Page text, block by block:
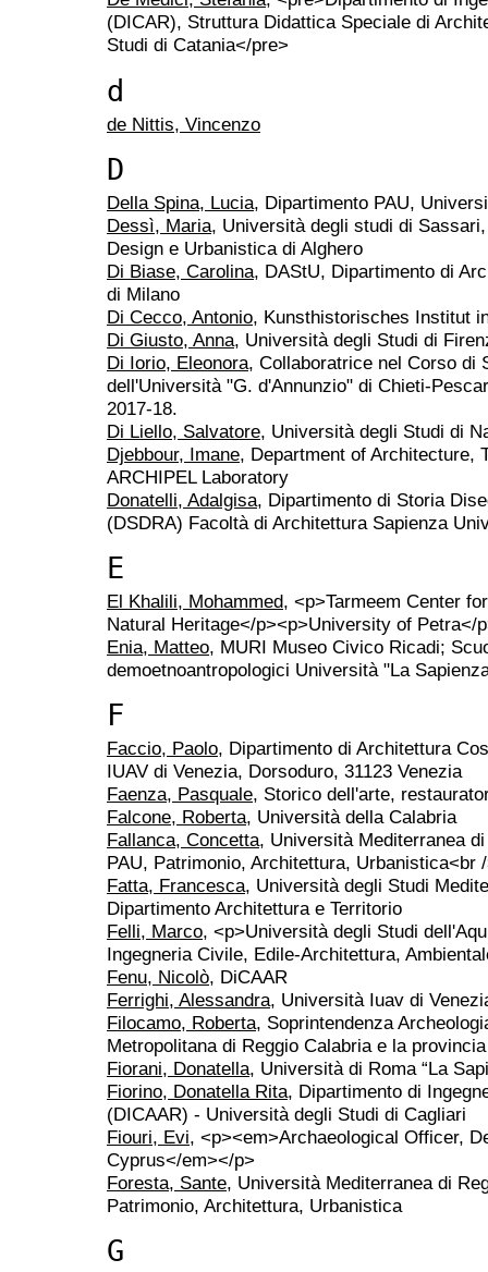
(DICAR), Struttura Didattica Speciale di
Studi di Catania</pre>
d
de Nittis, Vincenzo
D
Della Spina, Lucia, Dipartimento PAU,
Dessì, Maria, Università degli studi di
Design e Urbanistica di Alghero
Di Biase, Carolina, DAStU, Dipartimento di
di Milano
Di Cecco, Antonio, Kunsthistorisches Institut
Di Giusto, Anna, Università degli Studi di
Di Iorio, Eleonora, Collaboratrice nel Corso di
dell'Università "G. d'Annunzio" di Chieti-
2017-18.
Di Liello, Salvatore, Università degli Studi di
Djebbour, Imane, Department of Architecture,
ARCHIPEL Laboratory
Donatelli, Adalgisa, Dipartimento di Storia
(DSDRA) Facoltà di Architettura Sapienza
E
El Khalili, Mohammed, <p>Tarmeem Center
Natural Heritage</p><p>University of Petra</
Enia, Matteo, MURI Museo Civico Ricadi;
demoetnoantropologici Università "La
F
Faccio, Paolo, Dipartimento di Architettura
IUAV di Venezia, Dorsoduro, 31123 Venezia
Faenza, Pasquale, Storico dell'arte,
Falcone, Roberta, Università della Calabria
Fallanca, Concetta, Università Mediterranea
PAU, Patrimonio, Architettura, Urbanistica<br
Fatta, Francesca, Università degli Studi
Dipartimento Architettura e Territorio
Felli, Marco, <p>Università degli Studi
Ingegneria Civile, Edile-Architettura,
Fenu, Nicolò, DiCAAR
Ferrighi, Alessandra, Università Iuav di
Filocamo, Roberta, Soprintendenza
Metropolitana di Reggio Calabria e la
Fiorani, Donatella, Università di Roma “La
Fiorino, Donatella Rita, Dipartimento di
(DICAAR) - Università degli Studi di Cagliari
Fiouri, Evi, <p><em>Archaeological Officer,
Cyprus</em></p>
Foresta, Sante, Università Mediterranea di
Patrimonio, Architettura, Urbanistica
G